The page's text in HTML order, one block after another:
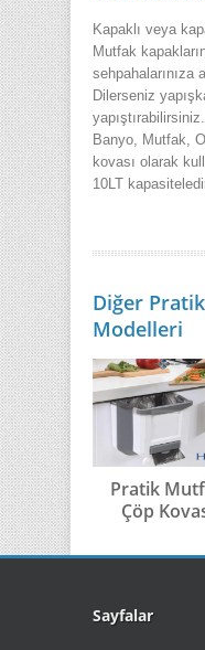
Kapaklı veya
Mutfak
sehpahalarınıza
Dilerseniz
yapıştırabilirsiniz.
Banyo, Mutfak,
kovası olarak
10LT
Diğer
Modelleri
Pratik
Çöp
Sayfalar